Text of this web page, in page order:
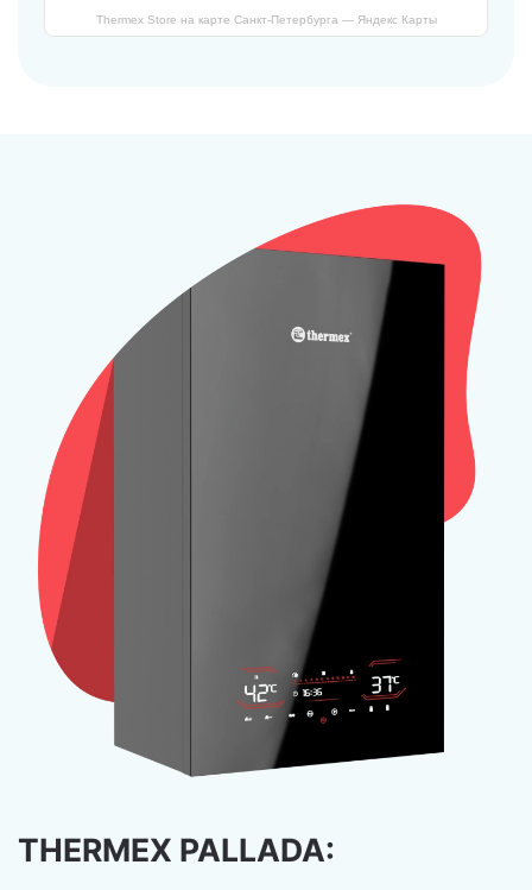
Thermex Store на карте Санкт‑Петербурга — Яндекс Карты
THERMEX PALLADA: